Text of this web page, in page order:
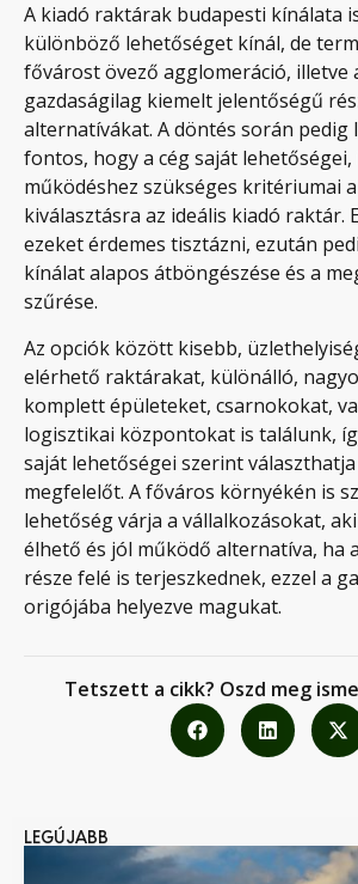
A kiadó raktárak budapesti kínálata
különböző lehetőséget kínál, de
fővárost övező agglomeráció, illetve
gazdaságilag kiemelt jelentőségű
alternatívákat. A döntés során pedig
fontos, hogy a cég saját lehetőségei,
működéshez szükséges kritériumai
kiválasztásra az ideális kiadó raktár.
ezeket érdemes tisztázni, ezután
kínálat alapos átböngészése és a
szűrése.
Az opciók között kisebb,
elérhető raktárakat, különálló,
komplett épületeket, csarnokokat,
logisztikai központokat is találunk,
saját lehetőségei szerint
megfelelőt. A főváros környékén is
lehetőség várja a vállalkozásokat,
élhető és jól működő alternatíva, ha
része felé is terjeszkednek, ezzel a
origójába helyezve magukat.
Tetszett a cikk? Oszd meg
LEGÚJABB